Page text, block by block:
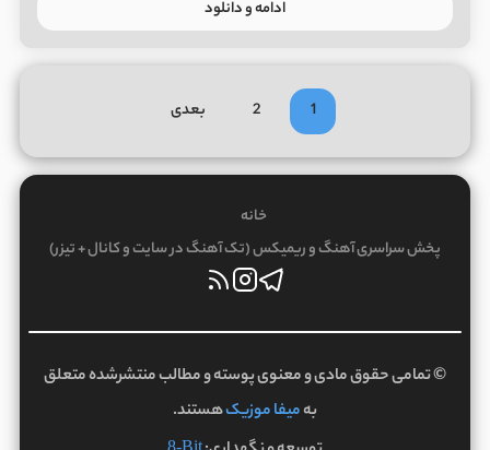
ادامه و دانلود
1
2 بعدی
خانه
پخش سراسری آهنگ و ریمیکس (تک آهنگ در سایت و کانال + تیزر)
© تمامی حقوق مادی و معنوی پوسته و مطالب منتشرشده متعلق
بهمیفا موزیکهستند.